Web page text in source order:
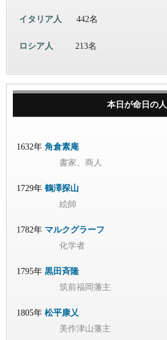
イタリア人 442名
ロシア人 213名
本日が命日の人
1632年 角倉素庵
書家、商人
1729年 鶴澤探山
絵師
1782年 マルクグラーフ
化学者
1795年 黒田斉隆
筑前福岡藩主
1805年 松平康乂
美作津山藩主